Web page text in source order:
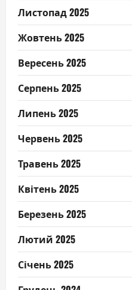
Листопад 2025
Жовтень 2025
Вересень 2025
Серпень 2025
Липень 2025
Червень 2025
Травень 2025
Квітень 2025
Березень 2025
Лютий 2025
Січень 2025